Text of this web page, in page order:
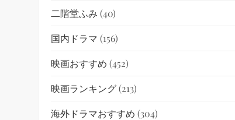
二階堂ふみ (40)
国内ドラマ (156)
映画おすすめ (452)
映画ランキング(213)
海外ドラマおすすめ (304)